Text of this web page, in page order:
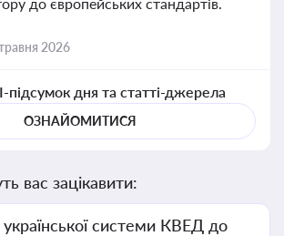
2026
підсумок дня та статті-джерела
ОЗНАЙОМИТИСЯ
вас зацікавити:
системи КВЕД до